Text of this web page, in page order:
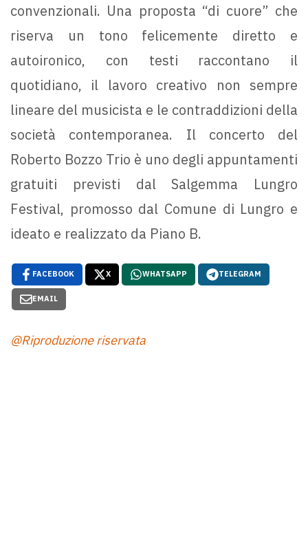
convenzionali. Una proposta “di cuore” che
riserva un tono felicemente diretto e
autoironico, con testi raccontano il
quotidiano, il lavoro creativo non sempre
lineare del musicista e le contraddizioni della
società contemporanea. Il concerto del
Roberto Bozzo Trio è uno degli appuntamenti
gratuiti previsti dal Salgemma Lungro
Festival, promosso dal Comune di Lungro e
ideato e realizzato da Piano B.
FACEBOOK X WHATSAPP TELEGRAM
EMAIL
@Riproduzione riservata